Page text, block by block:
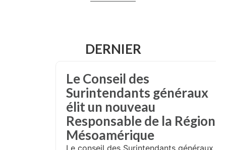
DERNIER
Le Conseil des
Surintendants généraux
élit un nouveau
Responsable de la Région
Mésoamérique